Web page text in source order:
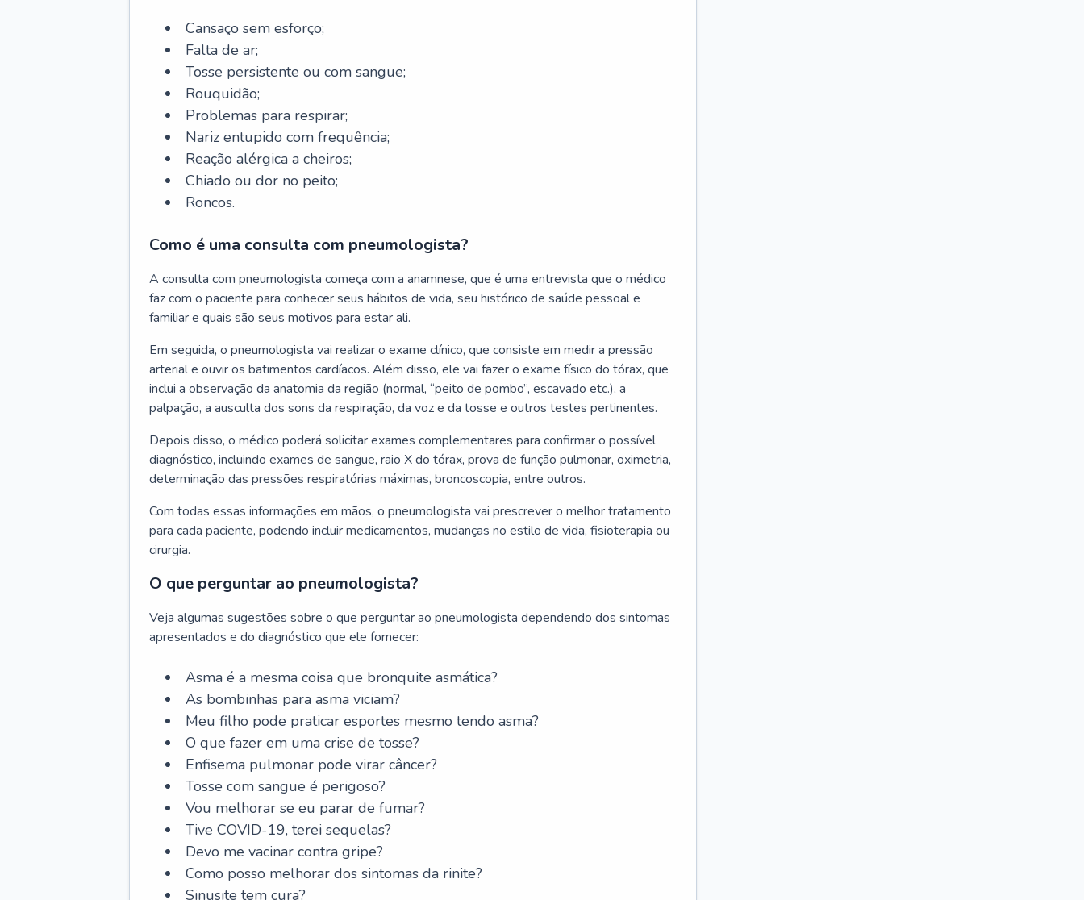
Cansaço sem esforço;
Falta de ar;
Tosse persistente ou com sangue;
Rouquidão;
Problemas para respirar;
Nariz entupido com frequência;
Reação alérgica a cheiros;
Chiado ou dor no peito;
Roncos.
Como é uma consulta com pneumologista?
A consulta com pneumologista começa com a anamnese, que é uma entrevista que o médico
faz com o paciente para conhecer seus hábitos de vida, seu histórico de saúde pessoal e
familiar e quais são seus motivos para estar ali.
Em seguida, o pneumologista vai realizar o exame clínico, que consiste em medir a pressão
arterial e ouvir os batimentos cardíacos. Além disso, ele vai fazer o exame físico do tórax, que
inclui a observação da anatomia da região (normal, “peito de pombo”, escavado etc.), a
palpação, a ausculta dos sons da respiração, da voz e da tosse e outros testes pertinentes.
Depois disso, o médico poderá solicitar exames complementares para confirmar o possível
diagnóstico, incluindo exames de sangue, raio X do tórax, prova de função pulmonar, oximetria,
determinação das pressões respiratórias máximas, broncoscopia, entre outros.
Com todas essas informações em mãos, o pneumologista vai prescrever o melhor tratamento
para cada paciente, podendo incluir medicamentos, mudanças no estilo de vida, fisioterapia ou
cirurgia.
O que perguntar ao pneumologista?
Veja algumas sugestões sobre o que perguntar ao pneumologista dependendo dos sintomas
apresentados e do diagnóstico que ele fornecer:
Asma é a mesma coisa que bronquite asmática?
As bombinhas para asma viciam?
Meu filho pode praticar esportes mesmo tendo asma?
O que fazer em uma crise de tosse?
Enfisema pulmonar pode virar câncer?
Tosse com sangue é perigoso?
Vou melhorar se eu parar de fumar?
Tive COVID-19, terei sequelas?
Devo me vacinar contra gripe?
Como posso melhorar dos sintomas da rinite?
Sinusite tem cura?